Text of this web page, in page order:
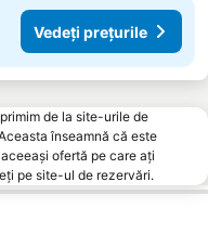
Vedeți prețurile
de la site-urile de
înseamnă că este
ofertă pe care ați
pe site-ul de rezervări.